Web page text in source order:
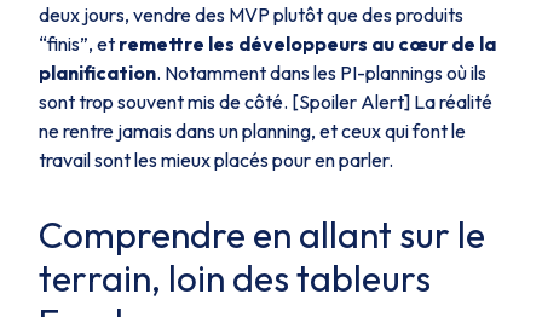
deux jours, vendre des MVP plutôt que des produits
“finis”, et remettre les développeurs au cœur de la
planification. Notamment dans les PI-plannings où ils
sont trop souvent mis de côté. [Spoiler Alert] La réalité
ne rentre jamais dans un planning, et ceux qui font le
travail sont les mieux placés pour en parler.
Comprendre en allant sur le
terrain, loin des tableurs